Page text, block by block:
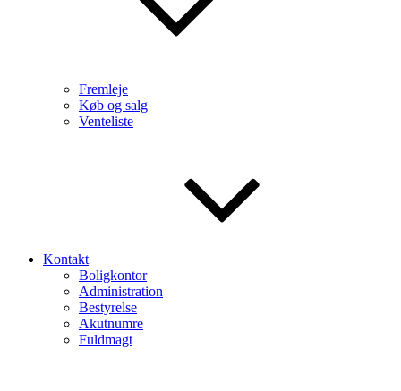
Fremleje
Køb og salg
Venteliste
Kontakt
Boligkontor
Administration
Bestyrelse
Akutnumre
Fuldmagt